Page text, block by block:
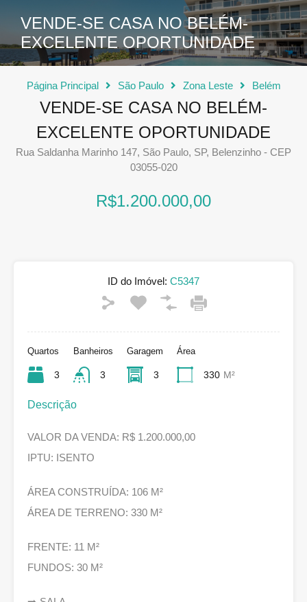
VENDE-SE CASA NO BELÉM-
EXCELENTE OPORTUNIDADE
Página Principal São Paulo Zona Leste Belém
VENDE-SE CASA NO BELÉM-
EXCELENTE OPORTUNIDADE
Rua Saldanha Marinho 147, São Paulo, SP, Belenzinho - CEP
03055-020
R$1.200.000,00
ID do Imóvel: C5347
Quartos
3
Banheiros
3
Garagem
3
Área
330 M²
Descrição
VALOR DA VENDA: R$ 1.200.000,00
IPTU: ISENTO
ÁREA CONSTRUÍDA: 106 M²
ÁREA DE TERRENO: 330 M²
FRENTE: 11 M²
FUNDOS: 30 M²